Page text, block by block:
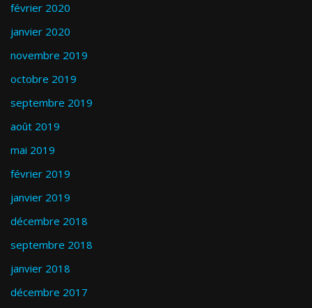
février 2020
janvier 2020
novembre 2019
octobre 2019
septembre 2019
août 2019
mai 2019
février 2019
janvier 2019
décembre 2018
septembre 2018
janvier 2018
décembre 2017